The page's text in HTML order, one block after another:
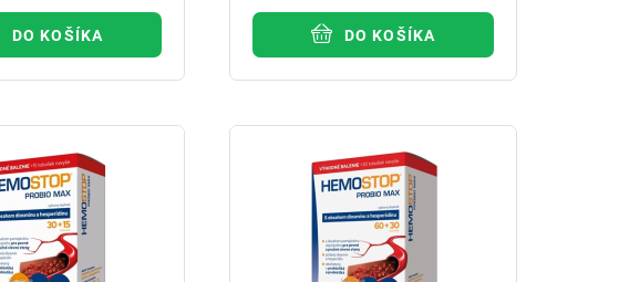
DO KOŠÍKA DO KOŠÍKA